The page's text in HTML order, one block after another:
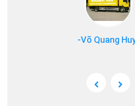
-Võ Quang